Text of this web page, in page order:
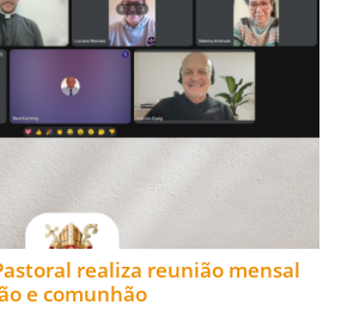
realiza reunião mensal
e comunhão